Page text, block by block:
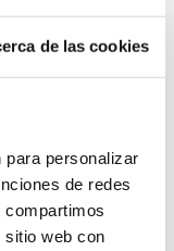
de las cookies
personalizar
de redes
sitio web con
la vivienda
supongan
vivienda,
la movilidad
plato de